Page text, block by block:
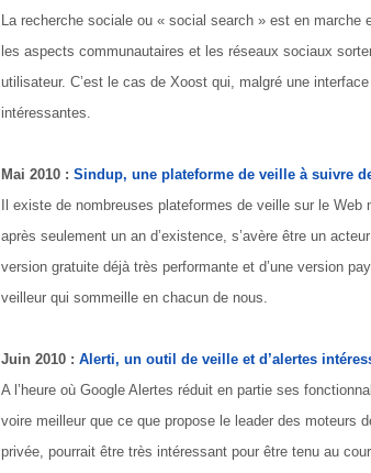
La recherche sociale ou « social search » est en marche
les aspects communautaires et les réseaux sociaux
utilisateur. C’est le cas de Xoost qui, malgré une
intéressantes.
Mai 2010 : Sindup, une plateforme de veille à suivre
Il existe de nombreuses plateformes de veille sur le
après seulement un an d’existence, s’avère être un
version gratuite déjà très performante et d’une version
veilleur qui sommeille en chacun de nous.
Juin 2010 : Alerti, un outil de veille et d’alertes
A l’heure où Google Alertes réduit en partie ses
voire meilleur que ce que propose le leader des moteurs
privée, pourrait être très intéressant pour être tenu au